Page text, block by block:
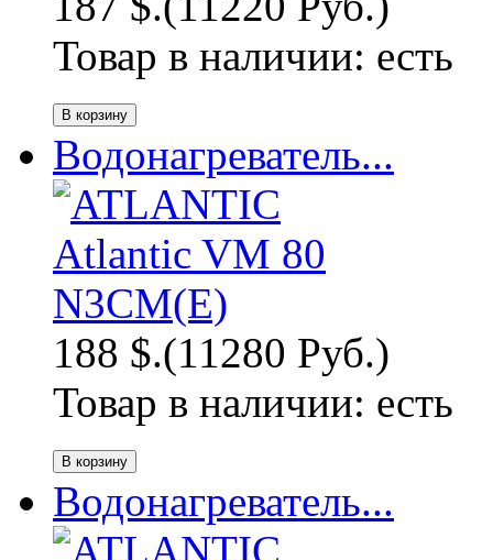
Товар в наличии: есть
Водонагреватель...
188 $.(11280 Руб.)
Товар в наличии: есть
Водонагреватель...